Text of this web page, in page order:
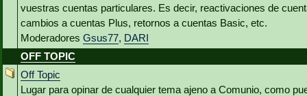
vuestras cuentas particulares. Es decir, reactivaciones de
cambios a cuentas Plus, retornos a cuentas Basic, etc.
Moderadores Gsus77, DARI
OFF TOPIC
Off Topic
Lugar para opinar de cualquier tema ajeno a Comunio, como